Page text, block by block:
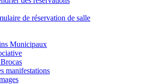
de réservation de salle
Municipaux
manifestations